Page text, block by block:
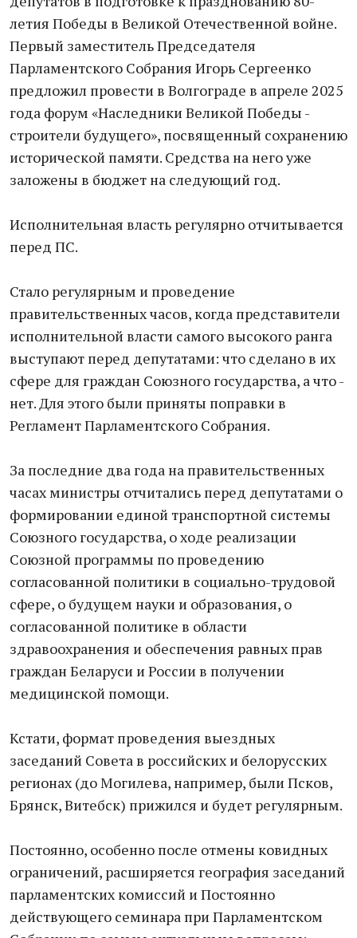
летия Победы в Великой Отечественной войне.
Первый заместитель Председателя
Парламентского Собрания Игорь Сергеенко
предложил провести в Волгограде в апреле 2025
года форум «Наследники Великой Победы -
строители будущего», посвященный сохранению
исторической памяти. Средства на него уже
заложены в бюджет на следующий год.
Исполнительная власть регулярно отчитывается
перед ПС.
Стало регулярным и проведение
правительственных часов, когда представители
исполнительной власти самого высокого ранга
выступают перед депутатами: что сделано в их
сфере для граждан Союзного государства, а что -
нет. Для этого были приняты поправки в
Регламент Парламентского Собрания.
За последние два года на правительственных
часах министры отчитались перед депутатами о
формировании единой транспортной системы
Союзного государства, о ходе реализации
Союзной программы по проведению
согласованной политики в социально-трудовой
сфере, о будущем науки и образования, о
согласованной политике в области
здравоохранения и обеспечения равных прав
граждан Беларуси и России в получении
медицинской помощи.
Кстати, формат проведения выездных
заседаний Совета в российских и белорусских
регионах (до Могилева, например, были Псков,
Брянск, Витебск) прижился и будет регулярным.
Постоянно, особенно после отмены ковидных
ограничений, расширяется география заседаний
парламентских комиссий и Постоянно
действующего семинара при Парламентском